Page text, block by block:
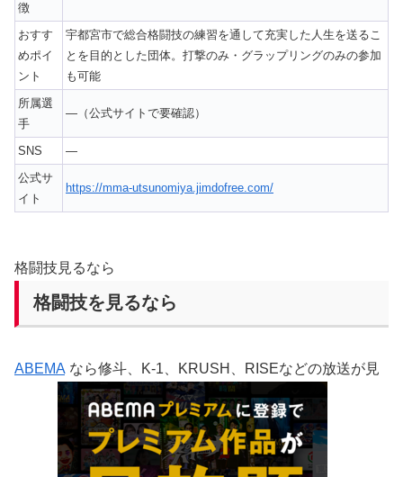
徴
おすす
めポイ
ント
宇都宮市で総合格闘技の練習を通して充実した人生を送るこ
とを目的とした団体。打撃のみ・グラップリングのみの参加
も可能
所属選
手
—（公式サイトで要確認）
SNS
—
公式サ
イト
https://mma-utsunomiya.jimdofree.com/
格闘技見るなら
格闘技を見るなら
ABEMA なら修斗、K-1、KRUSH、RISEなどの放送が見